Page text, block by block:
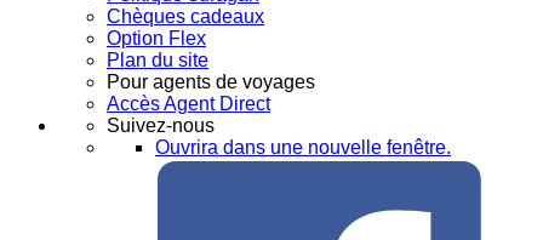
Chèques cadeaux
Option Flex
Plan du site
Pour agents de voyages
Accès Agent Direct
Suivez-nous
Ouvrira dans une nouvelle fenêtre.